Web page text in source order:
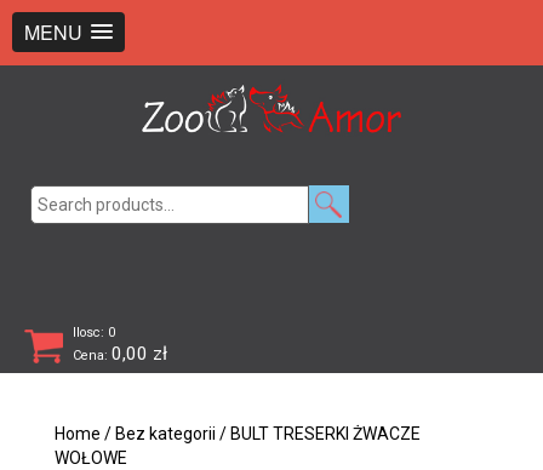
MENU
Ilosc: 0
Cena: 0,00 zł
Home / Bez kategorii / BULT TRESERKI ŻWACZE
WOŁOWE